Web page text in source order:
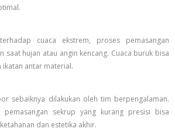
cuaca ekstrem, proses pemasangan
saat hujan atau angin kencang. Cuaca buruk bisa
antar material.
sebaiknya dilakukan oleh tim berpengalaman.
pemasangan sekrup yang kurang presisi bisa
dan estetika akhir.